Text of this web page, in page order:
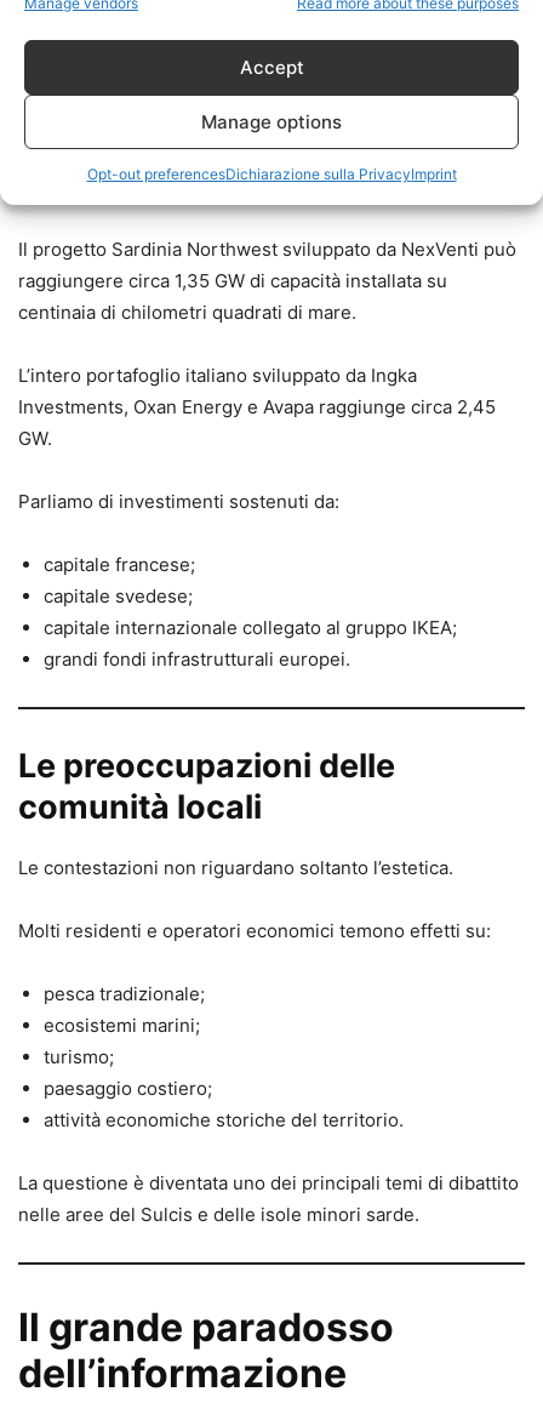
Accept
Manage options
Opt-out preferencesDichiarazione sulla PrivacyImprint
offshore.
Le dimensioni dei progetti
I numeri sono enormi.
Il progetto Sardinia Northwest sviluppato da NexVenti può
raggiungere circa 1,35 GW di capacità installata su
centinaia di chilometri quadrati di mare.
L’intero portafoglio italiano sviluppato da Ingka
Investments, Oxan Energy e Avapa raggiunge circa 2,45
GW.
Parliamo di investimenti sostenuti da:
capitale francese;
capitale svedese;
capitale internazionale collegato al gruppo IKEA;
grandi fondi infrastrutturali europei.
Le preoccupazioni delle
comunità locali
Le contestazioni non riguardano soltanto l’estetica.
Molti residenti e operatori economici temono effetti su:
pesca tradizionale;
ecosistemi marini;
turismo;
paesaggio costiero;
attività economiche storiche del territorio.
La questione è diventata uno dei principali temi di dibattito
nelle aree del Sulcis e delle isole minori sarde.
Il grande paradosso
dell’informazione